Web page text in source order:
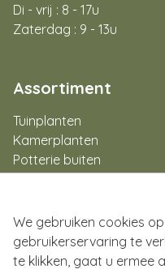
Di - vrij : 8 - 17u
Zaterdag : 9 - 13u
Assortiment
Tuinplanten
Kamerplanten
Potterie buiten
Potterie binnen
Flowerbar
Cadeaubon
We gebruiken cookies
gebruikerservaring te
te klikken, gaat u ermee